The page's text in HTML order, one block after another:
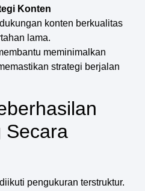
Konten
konten berkualitas
lama.
meminimalkan
strategi berjalan
Secara
pengukuran terstruktur.